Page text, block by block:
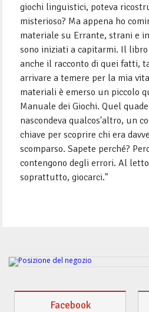
giochi linguistici, poteva
misterioso? Ma appena ho
materiale su Errante, strani e
sono iniziati a capitarmi. Il libro
anche il racconto di quei fatti,
arrivare a temere per la mia
materiali è emerso un piccolo
Manuale dei Giochi. Quel
nascondeva qualcos'altro, un
chiave per scoprire chi era
scomparso. Sapete perché?
contengono degli errori. Al
soprattutto, giocarci."
Facebook